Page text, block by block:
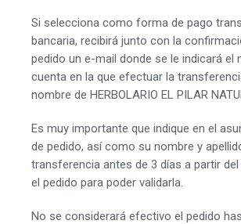
Si selecciona como forma de pago
bancaria, recibirá junto con la
pedido un e-mail donde se le indicará el
cuenta en la que efectuar la
nombre de HERBOLARIO EL PILAR
Es muy importante que indique en el
de pedido, así como su nombre y
transferencia antes de 3 días a partir
el pedido para poder validarla.
No se considerará efectivo el pedido